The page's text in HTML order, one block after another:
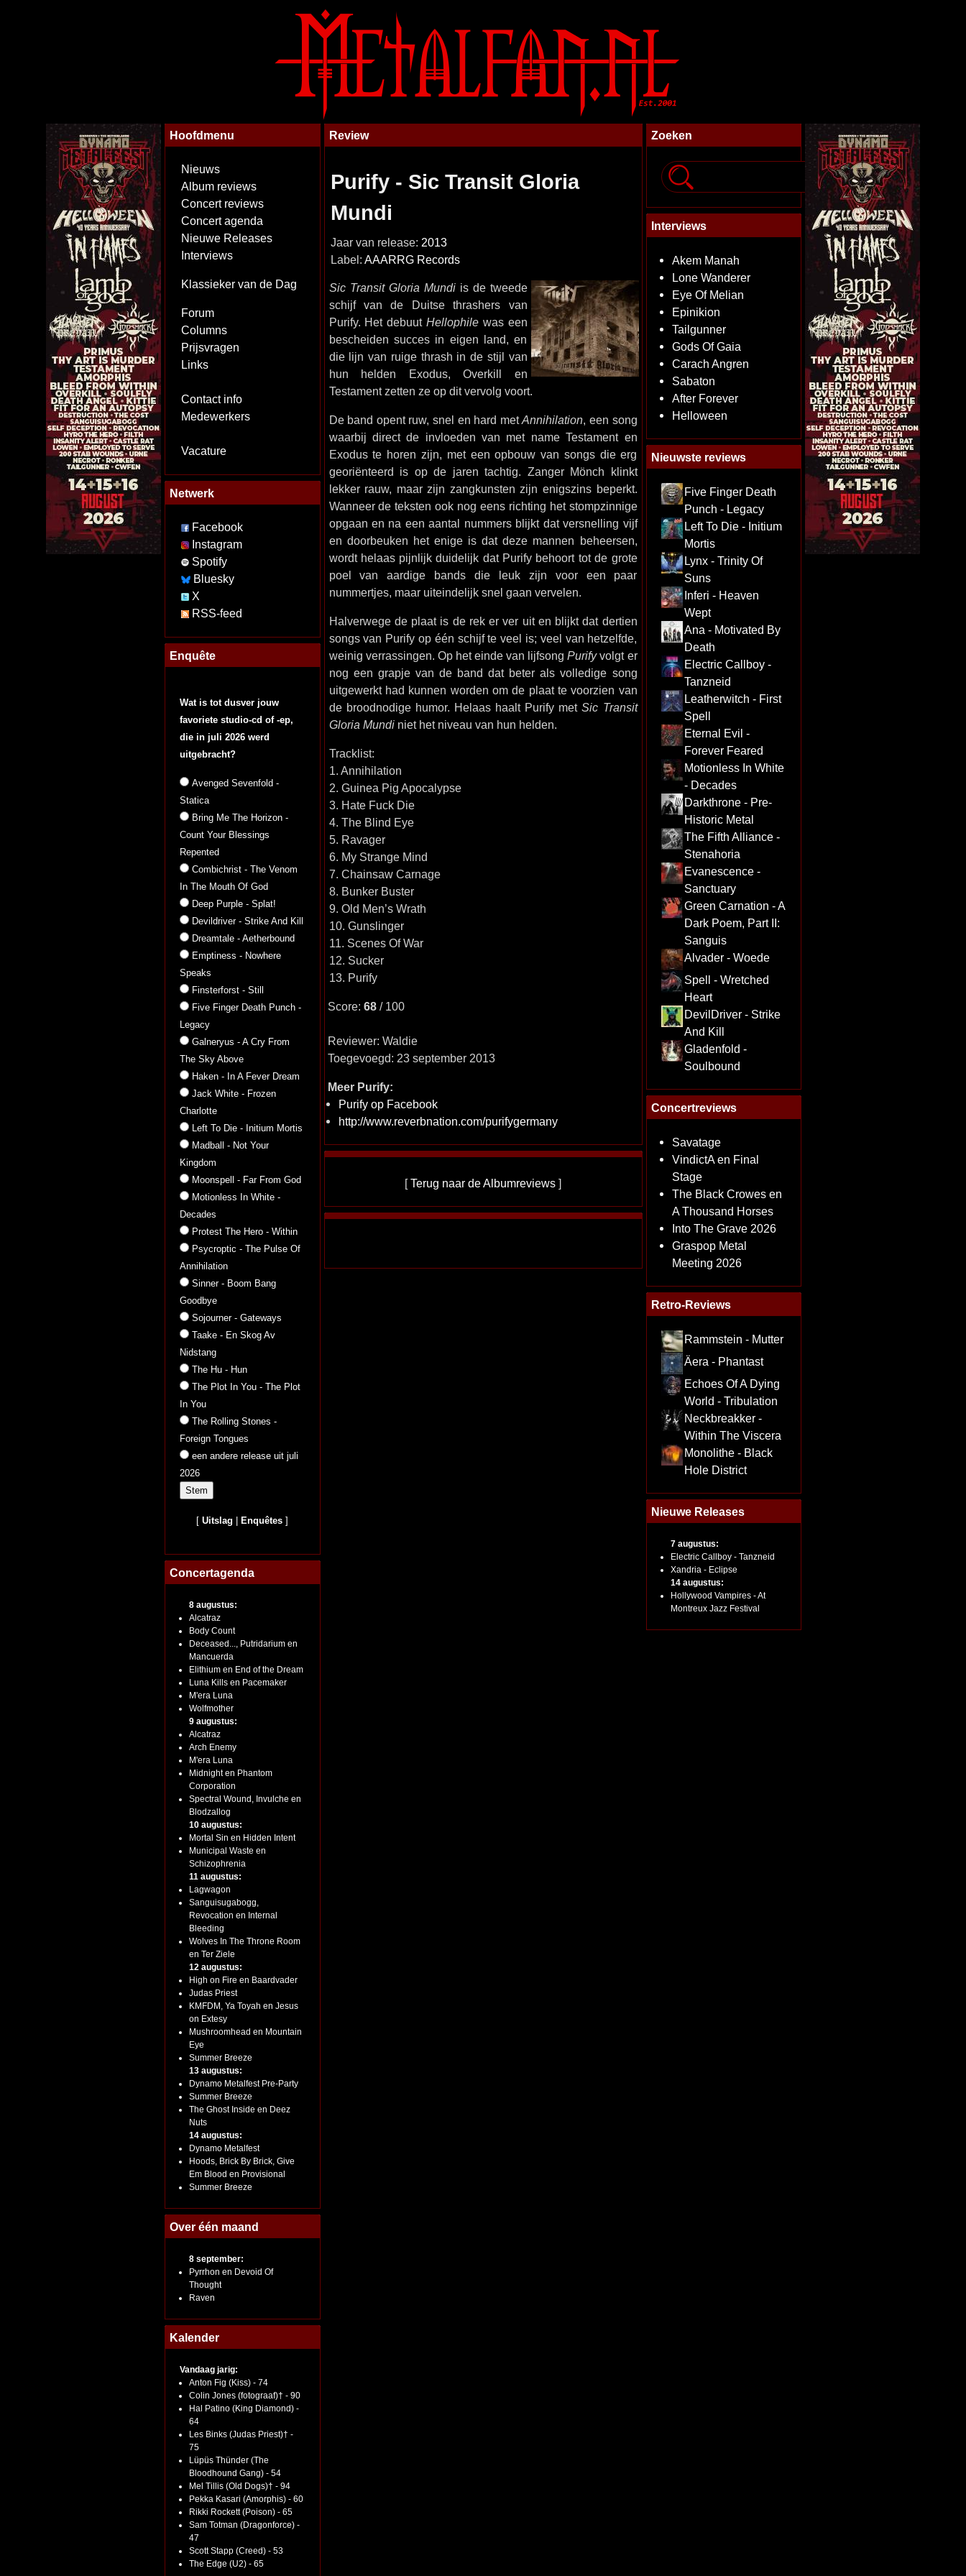
Hoofdmenu
Nieuws
Album reviews
Concert reviews
Concert agenda
Nieuwe Releases
Interviews
Klassieker van de Dag
Forum
Columns
Prijsvragen
Links
Contact info
Medewerkers
Vacature
Netwerk
Facebook
Instagram
Spotify
Bluesky
X
RSS-feed
Enquête
Wat is tot dusver jouw
favoriete studio-cd of -ep,
die in juli 2026 werd
uitgebracht?
Avenged Sevenfold -
Statica
Bring Me The Horizon -
Count Your Blessings
Repented
Combichrist - The Venom
In The Mouth Of God
Deep Purple - Splat!
Devildriver - Strike And Kill
Dreamtale - Aetherbound
Emptiness - Nowhere
Speaks
Finsterforst - Still
Five Finger Death Punch -
Legacy
Galneryus - A Cry From
The Sky Above
Haken - In A Fever Dream
Jack White - Frozen
Charlotte
Left To Die - Initium Mortis
Madball - Not Your
Kingdom
Moonspell - Far From God
Motionless In White -
Decades
Protest The Hero - Within
Psycroptic - The Pulse Of
Annihilation
Sinner - Boom Bang
Goodbye
Sojourner - Gateways
Taake - En Skog Av
Nidstang
The Hu - Hun
The Plot In You - The Plot
In You
The Rolling Stones -
Foreign Tongues
een andere release uit juli
2026
[Uitslag Enquêtes ]
Concertagenda
8 augustus:
Alcatraz
Body Count
Deceased..., Putridarium en
Mancuerda
Elithium en End of the Dream
Luna Kills en Pacemaker
M'era Luna
Wolfmother
9 augustus:
Alcatraz
Arch Enemy
M'era Luna
Midnight en Phantom
Corporation
Spectral Wound, Invulche en
Blodzallog
10 augustus:
Mortal Sin en Hidden Intent
Municipal Waste en
Schizophrenia
11 augustus:
Lagwagon
Sanguisugabogg,
Revocation en Internal
Bleeding
Wolves In The Throne Room
en Ter Ziele
12 augustus:
High on Fire en Baardvader
Judas Priest
KMFDM, Ya Toyah en Jesus
on Extesy
Mushroomhead en Mountain
Eye
Summer Breeze
13 augustus:
Dynamo Metalfest Pre-Party
Summer Breeze
The Ghost Inside en Deez
Nuts
14 augustus:
Dynamo Metalfest
Hoods, Brick By Brick, Give
Em Blood en Provisional
Summer Breeze
Over één maand
8 september:
Pyrrhon en Devoid Of
Thought
Raven
Kalender
Vandaag jarig:
Anton Fig (Kiss) - 74
Colin Jones (fotograaf)† - 90
Hal Patino (King Diamond) -
64
Les Binks (Judas Priest)† -
75
Lüpüs Thünder (The
Bloodhound Gang) - 54
Mel Tillis (Old Dogs)† - 94
Pekka Kasari (Amorphis) - 60
Rikki Rockett (Poison) - 65
Sam Totman (Dragonforce) -
47
Scott Stapp (Creed) - 53
The Edge (U2) - 65
Review
Purify - Sic Transit Gloria
Mundi
Jaar van release: 2013
Label: AAARRG Records
Sic Transit Gloria Mundiis de tweede
schijf van de Duitse thrashers van
Purify. Het debuut Hellophilewas een
bescheiden succes in eigen land, en
die lijn van ruige thrash in de stijl van
hun helden Exodus, Overkill en
Testament zetten ze op dit vervolg voort.
De band opent ruw, snel en hard metAnnihilation, een song
waarbij direct de invloeden van met name Testament en
Exodus te horen zijn, met een opbouw van songs die erg
georiënteerd is op de jaren tachtig. Zanger Mönch klinkt
lekker rauw, maar zijn zangkunsten zijn enigszins beperkt.
Wanneer de teksten ook nog eens richting het stompzinnige
opgaan en na een aantal nummers blijkt dat versnelling vijf
en doorbeuken het enige is dat deze mannen beheersen,
wordt helaas pijnlijk duidelijk dat Purify behoort tot de grote
poel van aardige bands die leuk zijn voor een paar
nummertjes, maar uiteindelijk snel gaan vervelen.
Halverwege de plaat is de rek er ver uit en blijkt dat dertien
songs van Purify op één schijf te veel is; veel van hetzelfde,
weinig verrassingen. Op het einde van lijfsongPurifyvolgt er
nog een grapje van de band dat beter als volledige song
uitgewerkt had kunnen worden om de plaat te voorzien van
de broodnodige humor. Helaas haalt Purify metSic Transit
Gloria Mundiniet het niveau van hun helden.
Tracklist:
1. Annihilation
2. Guinea Pig Apocalypse
3. Hate Fuck Die
4. The Blind Eye
5. Ravager
6. My Strange Mind
7. Chainsaw Carnage
8. Bunker Buster
9. Old Men’s Wrath
10. Gunslinger
11. Scenes Of War
12. Sucker
13. Purify
Score: 68/ 100
Reviewer: Waldie
Toegevoegd: 23 september 2013
Meer Purify:
Purify op Facebook
http://www.reverbnation.com/purifygermany
[Terug naar de Albumreviews ]
Zoeken
Interviews
Akem Manah
Lone Wanderer
Eye Of Melian
Epinikion
Tailgunner
Gods Of Gaia
Carach Angren
Sabaton
After Forever
Helloween
Nieuwste reviews
Five Finger Death
Punch - Legacy
Left To Die - Initium
Mortis
Lynx - Trinity Of
Suns
Inferi - Heaven
Wept
Ana - Motivated By
Death
Electric Callboy -
Tanzneid
Leatherwitch - First
Spell
Eternal Evil -
Forever Feared
Motionless In White
- Decades
Darkthrone - Pre-
Historic Metal
The Fifth Alliance -
Stenahoria
Evanescence -
Sanctuary
Green Carnation - A
Dark Poem, Part II:
Sanguis
Alvader - Woede
Spell - Wretched
Heart
DevilDriver - Strike
And Kill
Gladenfold -
Soulbound
Concertreviews
Savatage
VindictA en Final
Stage
The Black Crowes en
A Thousand Horses
Into The Grave 2026
Graspop Metal
Meeting 2026
Retro-Reviews
Rammstein - Mutter
Äera - Phantast
Echoes Of A Dying
World - Tribulation
Neckbreakker -
Within The Viscera
Monolithe - Black
Hole District
Nieuwe Releases
7 augustus:
Electric Callboy - Tanzneid
Xandria - Eclipse
14 augustus:
Hollywood Vampires - At
Montreux Jazz Festival